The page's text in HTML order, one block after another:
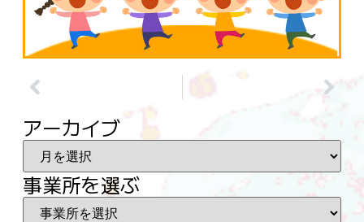
アーカイブ
事業所を選ぶ